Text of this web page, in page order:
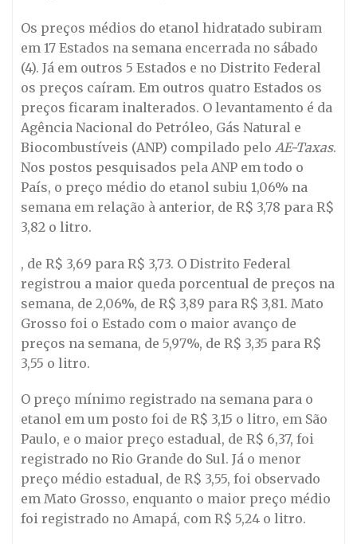
Os preços médios do etanol hidratado subiram
em 17 Estados na semana encerrada no sábado
(4). Já em outros 5 Estados e no Distrito Federal
os preços caíram. Em outros quatro Estados os
preços ficaram inalterados. O levantamento é da
Agência Nacional do Petróleo, Gás Natural e
Biocombustíveis (ANP) compilado pelo AE-Taxas.
Nos postos pesquisados pela ANP em todo o
País, o preço médio do etanol subiu 1,06% na
semana em relação à anterior, de R$ 3,78 para R$
3,82 o litro.
, de R$ 3,69 para R$ 3,73. O Distrito Federal
registrou a maior queda porcentual de preços na
semana, de 2,06%, de R$ 3,89 para R$ 3,81. Mato
Grosso foi o Estado com o maior avanço de
preços na semana, de 5,97%, de R$ 3,35 para R$
3,55 o litro.
O preço mínimo registrado na semana para o
etanol em um posto foi de R$ 3,15 o litro, em São
Paulo, e o maior preço estadual, de R$ 6,37, foi
registrado no Rio Grande do Sul. Já o menor
preço médio estadual, de R$ 3,55, foi observado
em Mato Grosso, enquanto o maior preço médio
foi registrado no Amapá, com R$ 5,24 o litro.